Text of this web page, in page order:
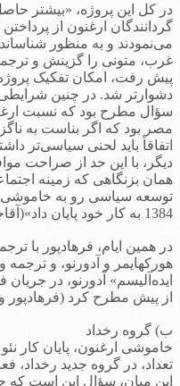
در کل این پروژه، «بیشتر
گردانندگان ارغنون از
می‌نمودند و به منظور
غرب، متونی را گزینش و
پیش رفت، امکان تفکیک
دشوارتر شد. در چنین
سؤال مطرح بود که نسبت
مصر بود که اگر بناست به
اتفاقاً باید لحنی سیاسی‌تر
دیگر، با این حد از صراحت
همان بزنگاهی که زمینه
توسعه سیاسی رو به خاموشی
1384 به کار خود پایان داد»(آقاجان زاده 1393).
در همین ایام، فرهادپور با
هورکهایمر و آدورنو، و ترجمه
از پیش مطرح کرد (فرهادپور و
ب) گروه رخداد
خاموشی ارغنون، پایان کار
تعداد، در گروه جدید رخداد،
این میان، سؤال این است که